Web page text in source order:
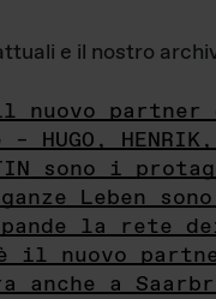
e il nostro
il nuovo
HUGO,
sono i
ganze Leben
la rete
il nuovo
anche a